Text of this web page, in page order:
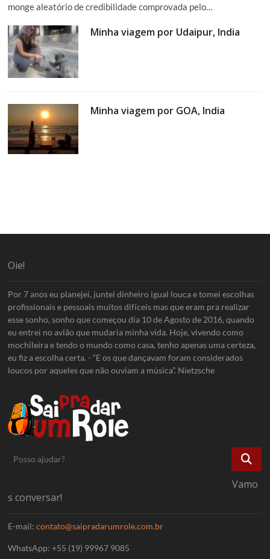
monge aleatório de credibilidade comprovada pelo…
Minha viagem por Udaipur, India
Minha viagem por GOA, India
Oie!
Por 7 anos eu planejei, juntei dinheiro igual louca e tomei escolhas
profissionais e pessoais muitos difíceis mas que eram pra realizar
esse sonho, sonho que começou dia 10 de Agosto de 2016, quando
eu entrei no avião que mudaria minha vida. Hoje, vivendo como
mochileira e tendo o mundo como casa, tenho apenas uma certeza,
eu fiz a escolha certa. - “E os que dançavam foram considerados
loucos por aqueles que não ouviam a música”. Nietzsche
Posso
ajudar?
Vamo
s conversar!
E-mail:contato@saipradarumrole.com.br
WhatsApp: +55 (19) 99967 9085